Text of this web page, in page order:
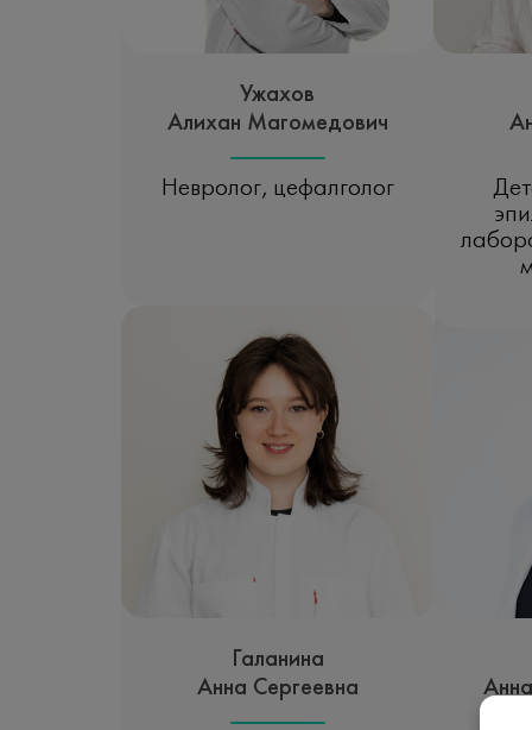
Ужахов
Алихан Магомедович
Невролог, цефалголог
Галанина
Анна Сергеевна